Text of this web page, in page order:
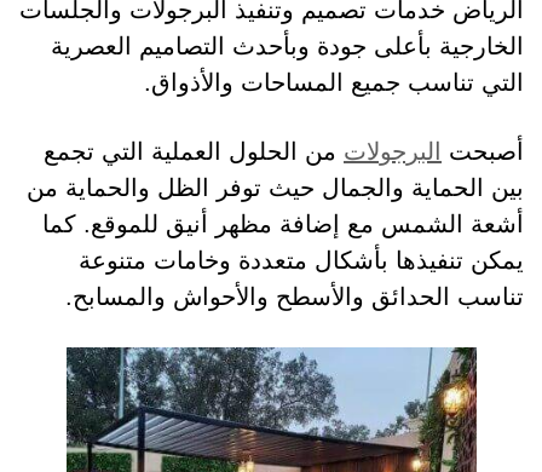
الرياض خدمات تصميم وتنفيذ البرجولات والجلسات
الخارجية بأعلى جودة وبأحدث التصاميم العصرية
التي تناسب جميع المساحات والأذواق.
أصبحت البرجولات من الحلول العملية التي تجمع
بين الحماية والجمال حيث توفر الظل والحماية من
أشعة الشمس مع إضافة مظهر أنيق للموقع. كما
يمكن تنفيذها بأشكال متعددة وخامات متنوعة
تناسب الحدائق والأسطح والأحواش والمسابح.